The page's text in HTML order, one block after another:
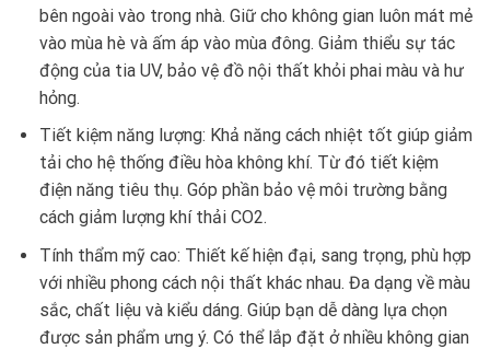
bên ngoài vào trong nhà. Giữ cho không gian luôn mát mẻ
vào mùa hè và ấm áp vào mùa đông. Giảm thiểu sự tác
động của tia UV, bảo vệ đồ nội thất khỏi phai màu và hư
hỏng.
Tiết kiệm năng lượng: Khả năng cách nhiệt tốt giúp giảm
tải cho hệ thống điều hòa không khí. Từ đó tiết kiệm
điện năng tiêu thụ. Góp phần bảo vệ môi trường bằng
cách giảm lượng khí thải CO2.
Tính thẩm mỹ cao: Thiết kế hiện đại, sang trọng, phù hợp
với nhiều phong cách nội thất khác nhau. Đa dạng về màu
sắc, chất liệu và kiểu dáng. Giúp bạn dễ dàng lựa chọn
được sản phẩm ưng ý. Có thể lắp đặt ở nhiều không gian